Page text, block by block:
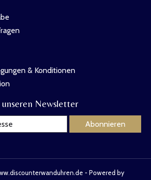
& Konditionen
Newsletter
Abonnieren
- Powered by